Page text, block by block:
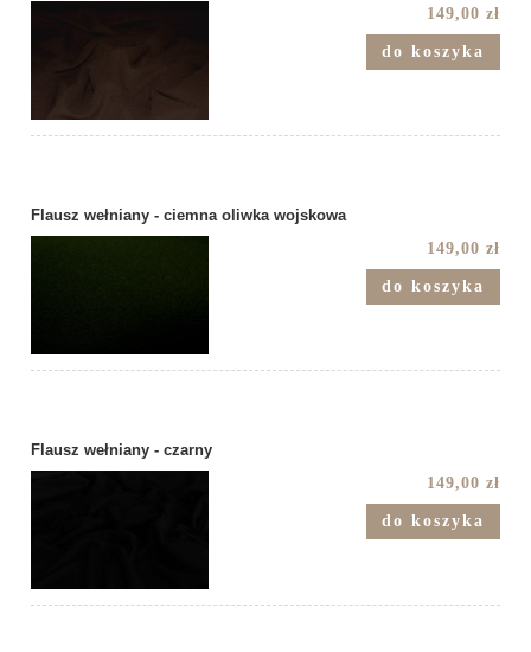
149,00 zł
do koszyka
Flausz wełniany - ciemna oliwka wojskowa
149,00 zł
do koszyka
Flausz wełniany - czarny
149,00 zł
do koszyka